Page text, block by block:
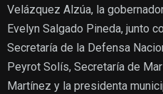
Velázquez Alzúa, la
Evelyn Salgado Pineda, junto
Secretaría de la Defensa
Peyrot Solís, Secretaría de
Martínez y la presidenta